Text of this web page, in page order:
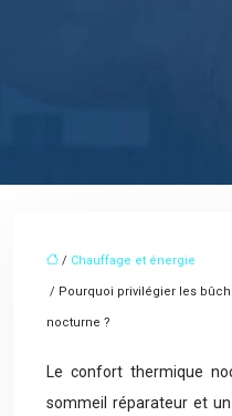
/ Chauffage et énergie
/ Pourquoi privilégier les
nocturne ?
Le confort thermique
sommeil réparateur et